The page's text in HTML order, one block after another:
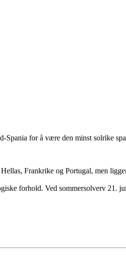
Spania for å være den minst solrike
Frankrike og Portugal, men
forhold. Ved sommersolverv 21.